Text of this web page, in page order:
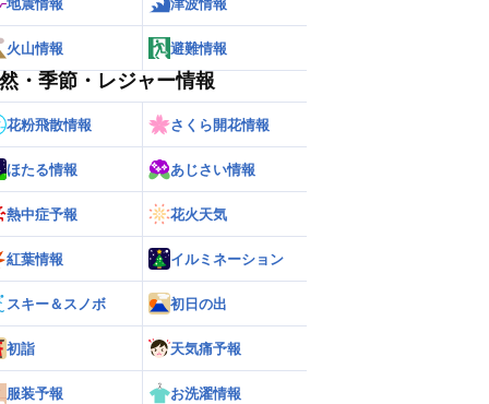
地震情報 津波情報
火山情報 避難情報
・季節・レジャー情報
花粉飛散情報 さくら開花情報
ほたる情報 あじさい情報
熱中症予報 花火天気
紅葉情報 イルミネーション
スキー＆スノボ 初日の出
初詣 天気痛予報
服装予報 お洗濯情報